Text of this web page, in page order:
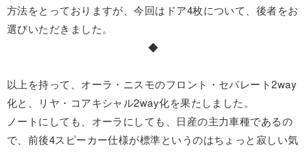
方法をとっておりますが、今回はドア4枚について、後者をお
選びいただきました。
◆
以上を持って、オーラ・ニスモのフロント・セパレート2way
化と、リヤ・コアキシャル2way化を果たしました。
ノートにしても、オーラにしても、日産の主力車種であるの
で、前後4スピーカー仕様が標準というのはちょっと寂しい気